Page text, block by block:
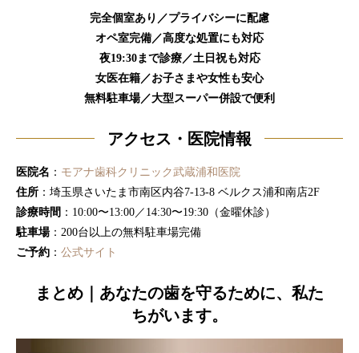
完全個室あり／プライバシーに配慮
オペ室完備／高度な処置にも対応
夜19:30まで診療／土日祝も対応
女医在籍／お子さまや女性も安心
無料駐車場／大型スーパー併設で便利
アクセス・医院情報
医院名 ： モアナ歯科クリニック武蔵浦和医院
住所 ：埼玉県さいたま市南区内谷7-13-8 ベルクス浦和南店2F
診療時間 ：10:00〜13:00／14:30〜19:30（金曜休診）
駐車場：200台以上の無料駐車場完備
ご予約 ： 公式サイト
まとめ｜あなたの歯を守るために、私た
ちがいます。